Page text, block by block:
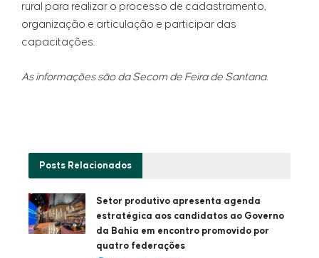
rural para realizar o processo de cadastramento,
organização e articulação e participar das
capacitações.
As informações são da Secom de Feira de Santana.
Posts Relacionados
Setor produtivo apresenta agenda
estratégica aos candidatos ao Governo
da Bahia em encontro promovido por
quatro federações